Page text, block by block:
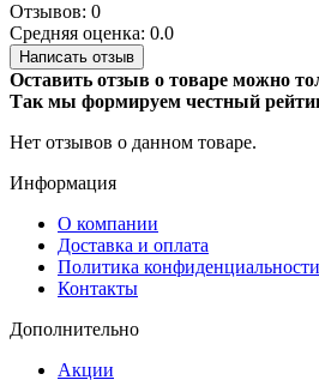
Отзывов: 0
Средняя оценка: 0.0
Написать отзыв
Оставить отзыв о товаре можно
Так мы формируем честный
Нет отзывов о данном товаре.
Информация
О компании
Доставка и оплата
Политика конфиденциальности
Контакты
Дополнительно
Акции